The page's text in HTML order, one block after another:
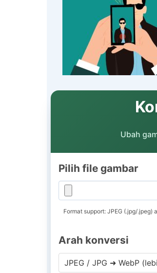
Ubah
Pilih file gambar
Format support: JPEG (.jpg/.jpeg)
Arah konversi